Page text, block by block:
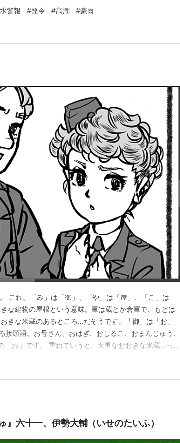
。 一方、当局者は、9月8日に上流の流出が毎秒1,850
ました。1日…
警報 #発令 #高潮 #豪雨
これ、「み」は「御」、「や」は「屋」、「こ」は
な建物の屋根という意味。庫は蔵とか倉庫で、もとは
きな米蔵のあるところ…だそうです。「御」は「お」
接頭語。お母さん、おはぎ、おしるこ、おまんじゅう、
「お」です。 重ねていうと、大事なおおきな米蔵…って
んですよ。 これはユーチューブでやってた情報です。
い一つの語に秘められた思…
』六十一、伊勢大輔（いせのたいふ）